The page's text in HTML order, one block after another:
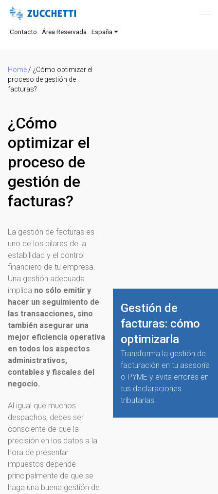
Contacto Área Reservada España
Home / ¿Cómo optimizar el
proceso de gestión de
facturas?
¿Cómo
optimizar el
proceso de
gestión de
facturas?
La gestión de facturas es
uno de los pilares de la
estabilidad y el control
financiero de tu empresa.
Una gestión adecuada
implica no sólo emitir y
hacer un seguimiento de
las transacciones, sino
también asegurar una
mejor eficiencia operativa
en todos los aspectos
administrativos,
contables y fiscales del
negocio.
Al igual que muchos
despachos, debes ser
consciente de que la
precisión en los datos a la
hora de presentar
impuestos depende
principalmente de que se
haga una buena gestión de
Gestión de
facturas: cómo
optimizarla
Transforma la gestión de
facturación en tu asesoría
o PYME y evita errores en
tus declaraciones
tributarias.